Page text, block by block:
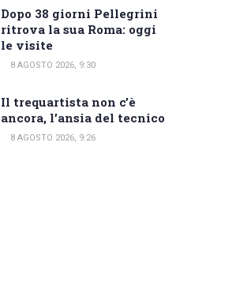
Dopo 38 giorni Pellegrini
ritrova la sua Roma: oggi
le visite
8 AGOSTO 2026, 9:30
Il trequartista non c’è
ancora, l’ansia del tecnico
8 AGOSTO 2026, 9:26